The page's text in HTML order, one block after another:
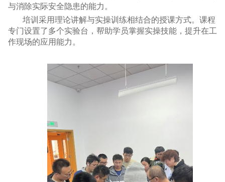
与消除实际安全隐患的能力。
培训采用理论讲解与实操训练相结合的授课方式。课程
专门设置了多个实验台，帮助学员掌握实操技能，提升在工
作现场的应用能力。